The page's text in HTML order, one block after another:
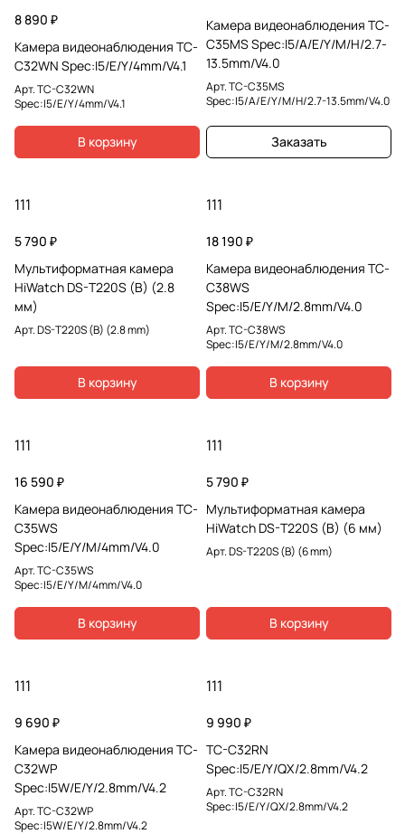
8 890 ₽
Камера видеонаблюдения TC-
C32WN Spec:I5/E/Y/4mm/V4.1
Арт.TC-C32WN
Spec:I5/E/Y/4mm/V4.1
В корзину
Камера видеонаблюдения TC-
C35MS Spec:I5/A/E/Y/M/H/2.7-
13.5mm/V4.0
Арт.TC-C35MS
Spec:I5/A/E/Y/M/H/2.7-13.5mm/V4.0
Заказать
111
5 790 ₽
Мультиформатная камера
HiWatch DS-T220S (B) (2.8
мм)
Арт.DS-T220S (B) (2.8 mm)
В корзину
111
18 190 ₽
Камера видеонаблюдения TC-
C38WS
Spec:I5/E/Y/M/2.8mm/V4.0
Арт.TC-C38WS
Spec:I5/E/Y/M/2.8mm/V4.0
В корзину
111
16 590 ₽
Камера видеонаблюдения TC-
C35WS
Spec:I5/E/Y/M/4mm/V4.0
Арт.TC-C35WS
Spec:I5/E/Y/M/4mm/V4.0
В корзину
111
5 790 ₽
Мультиформатная камера
HiWatch DS-T220S (B) (6 мм)
Арт.DS-T220S (B) (6 mm)
В корзину
111
9 690 ₽
Камера видеонаблюдения TC-
C32WP
Spec:I5W/E/Y/2.8mm/V4.2
Арт.TC-C32WP
Spec:I5W/E/Y/2.8mm/V4.2
111
9 990 ₽
TC-C32RN
Spec:I5/E/Y/QX/2.8mm/V4.2
Арт.TC-C32RN
Spec:I5/E/Y/QX/2.8mm/V4.2